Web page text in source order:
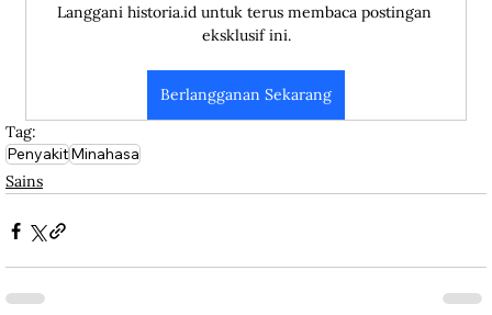
Langgani historia.id untuk terus membaca postingan
eksklusif ini.
Berlangganan Sekarang
Tag:
PenyakitMinahasa
Sains